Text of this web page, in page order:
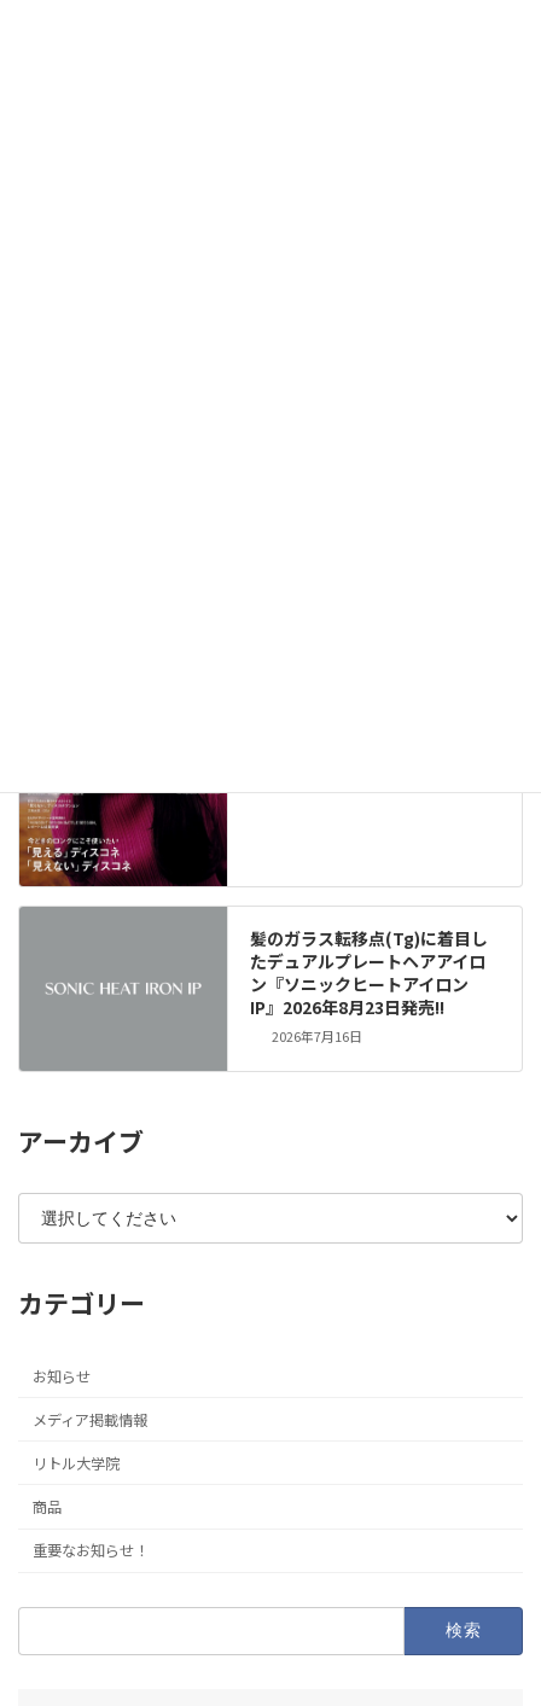
髪のガラス転移点(Tg)に着目し
たデュアルプレートヘアアイロ
ン『ソニックヒートアイロン
IP』2026年8月23日発売!!
2026年7月16日
アーカイブ
カテゴリー
お知らせ
メディア掲載情報
リトル大学院
商品
重要なお知らせ！
検